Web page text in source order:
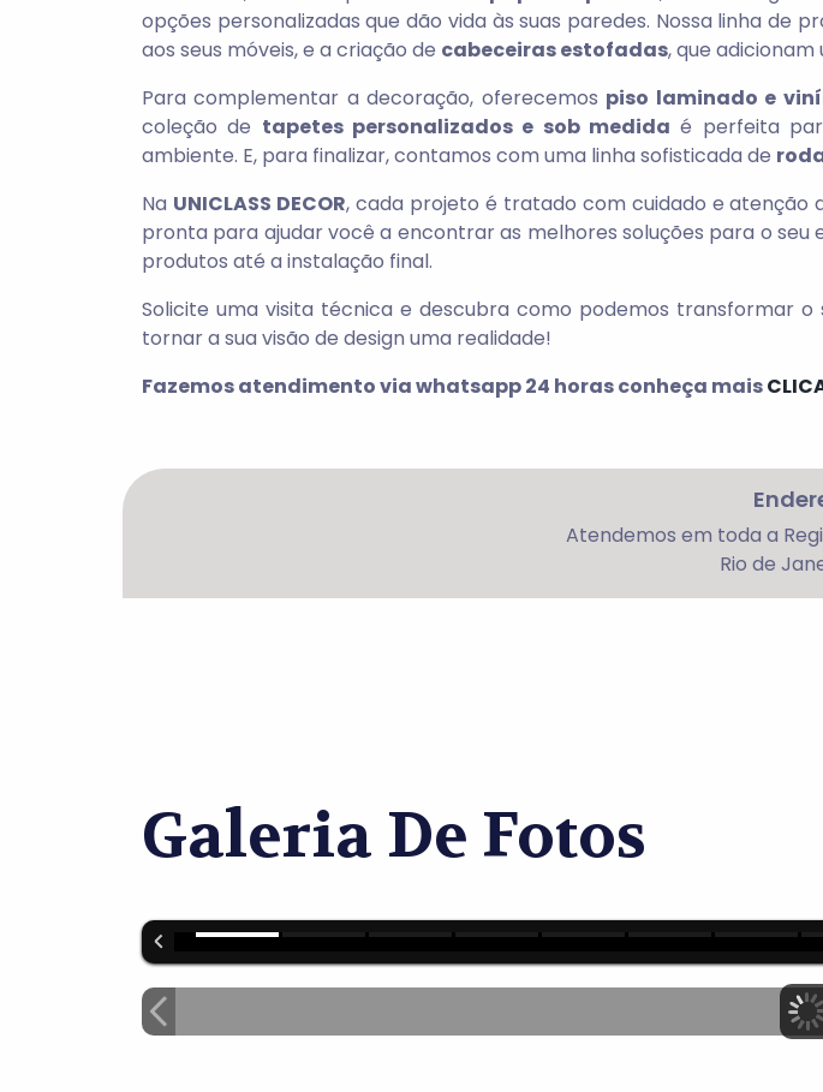
opções personalizadas que dão vida às suas paredes. Nossa linha de
aos seus móveis, e a criação de cabeceiras estofadas, que
Para complementar a decoração, oferecemos piso laminado e
coleção de tapetes personalizados e sob medida é perfeita
ambiente. E, para finalizar, contamos com uma linha sofisticada de
Na UNICLASS DECOR, cada projeto é tratado com cuidado e atenção
pronta para ajudar você a encontrar as melhores soluções para o
produtos até a instalação final.
Solicite uma visita técnica e descubra como podemos transformar
tornar a sua visão de design uma realidade!
Fazemos atendimento via whatsapp 24 horas conheça mais
Atendemos em toda a
Rio de
Galeria De Fotos